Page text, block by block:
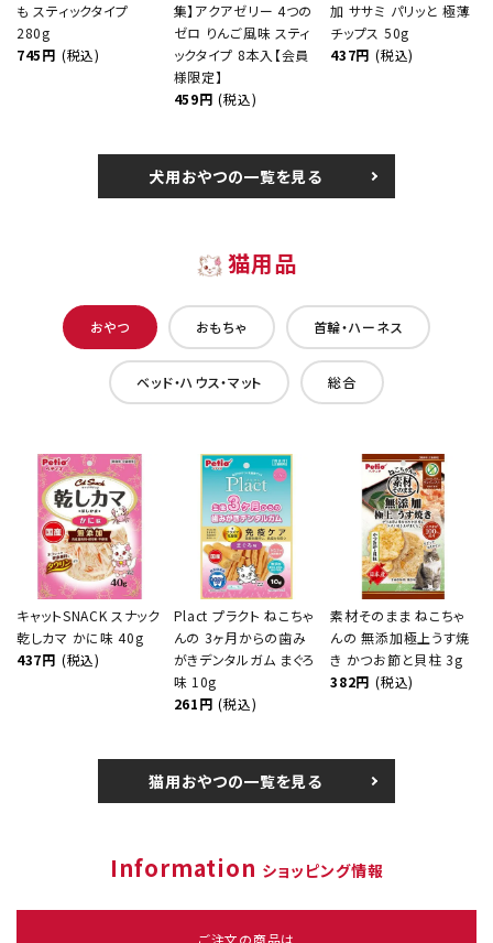
も スティックタイプ
280g
745円 (税込)
集】アクアゼリー 4つの
ゼロ りんご風味 スティ
ックタイプ 8本入【会員
様限定】
459円 (税込)
加 ササミ パリッと 極薄
チップス 50g
437円 (税込)
犬用おやつの一覧を見る
猫用品
おやつ おもちゃ 首輪・ハーネス
ベッド・ハウス・マット 総合
キャットSNACK スナック
乾しカマ かに味 40g
437円 (税込)
Plact プラクト ねこちゃ
んの 3ヶ月からの歯み
がきデンタルガム まぐろ
味 10g
261円 (税込)
素材そのまま ねこちゃ
んの 無添加極上うす焼
き かつお節と貝柱 3g
382円 (税込)
猫用おやつの一覧を見る
Information ショッピング情報
ご注文の商品は